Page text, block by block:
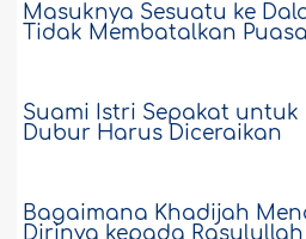
Orang yang Membaca
Hari Jumat atau
penjelasan tentang
Masuknya Sesuatu ke
Tidak Membatalkan Puasa
Suami Istri Sepakat untuk
Dubur Harus Diceraikan
Bagaimana Khadijah
Dirinya kepada Rasulullah